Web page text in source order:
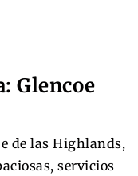
Glencoe
de las Highlands,
servicios